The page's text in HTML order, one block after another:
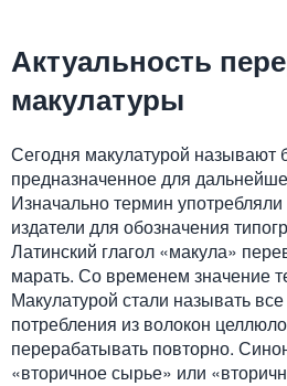
Актуальность
макулатуры
Сегодня макулатурой называют
предназначенное для
Изначально термин
издатели для обозначения
Латинский глагол «макула»
марать. Со временем значение
Макулатурой стали называть
потребления из волокон
перерабатывать повторно.
«вторичное сырье» или